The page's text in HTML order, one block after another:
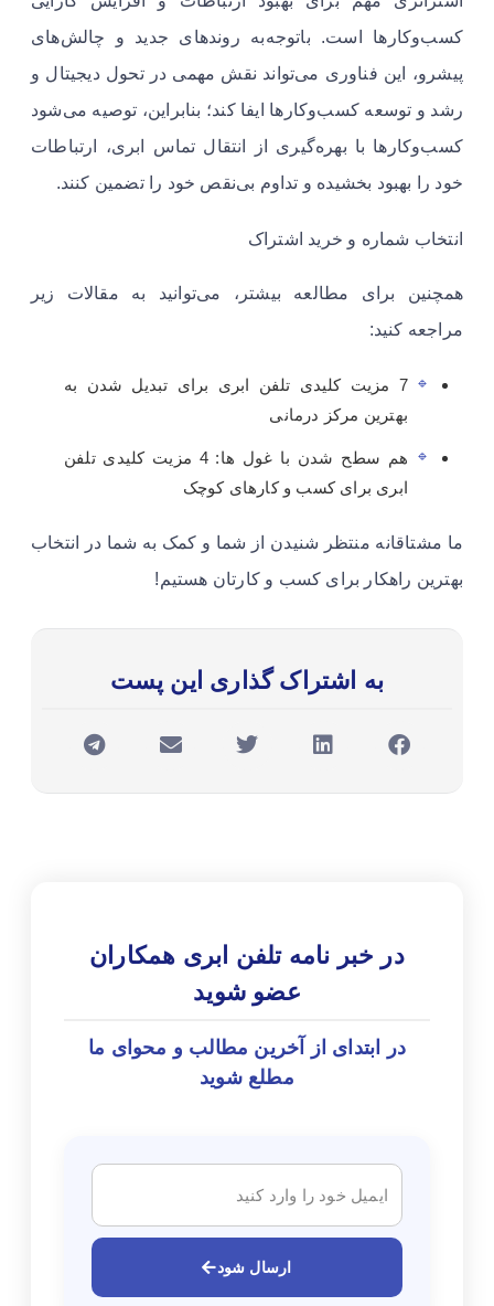
کسب‌وکارها است. باتوجه‌به روندهای جدید و چالش‌های
پیشرو، این فناوری می‌تواند نقش مهمی در تحول دیجیتال و
رشد و توسعه کسب‌وکارها ایفا کند؛ بنابراین، توصیه می‌شود
کسب‌وکارها با بهره‌گیری از انتقال تماس ابری، ارتباطات
خود را بهبود بخشیده و تداوم بی‌نقص خود را تضمین کنند.
انتخاب شماره و خرید اشتراک
همچنین برای مطالعه بیشتر، می‌توانید به مقالات زیر
مراجعه کنید:
7 مزیت کلیدی تلفن ابری برای تبدیل شدن به
بهترین مرکز درمانی
هم سطح شدن با غول ها: 4 مزیت کلیدی تلفن
ابری برای کسب و کارهای کوچک
ما مشتاقانه منتظر شنیدن از شما و کمک به شما در انتخاب
بهترین راهکار برای کسب و کارتان هستیم!
به اشتراک گذاری این پست
در خبر نامه تلفن ابری همکاران
عضو شوید
در ابتدای از آخرین مطالب و محوای ما
مطلع شوید
ارسال شود